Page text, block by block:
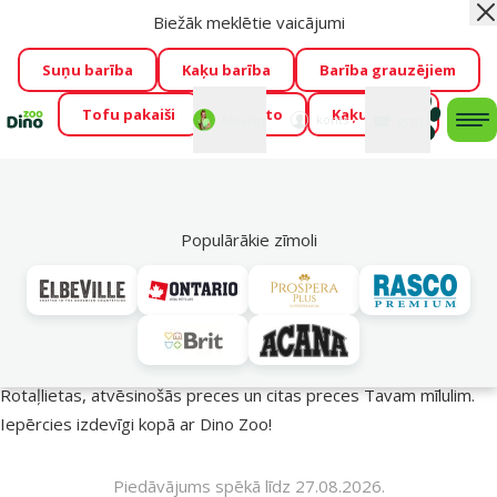
Visu mēnesi Dino Zoo piedāvā lieliskas cenas mīluļu TOP
barībām! 🍖→Skatīt piedāvājumu!
Fotokonkurss “GADA ŪSAIŅI”!
Varbūt tieši Tavs mīlulis
būs 2027. gada zvaigzne
→Piedalīties
Mans
konts
Biežāk meklētie vaicājumi
Suņu barība Kaķu barība Barība grauzējiem
Tofu pakaiši Foresto Kaķu mājas
Populārākie zīmoli
Vasara turpinās – atlaides katrai gaumei!
Rotaļlietas, atvēsinošās preces un citas preces Tavam mīlulim.
Iepērcies izdevīgi kopā ar Dino Zoo!
Piedāvājums spēkā līdz 27.08.2026.